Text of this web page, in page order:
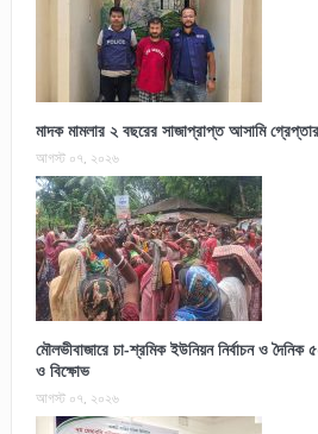
মাদক মামলার ২ বছরের সাজাপ্রাপ্ত আসামি গ্রেপ্তার
আগস্ট ০৭, ২০২৬
মৌলভীবাজারে চা-শ্রমিক ইউনিয়ন নির্বাচন ও দৈনিক
ও বিক্ষোভ
আগস্ট ০৭, ২০২৬